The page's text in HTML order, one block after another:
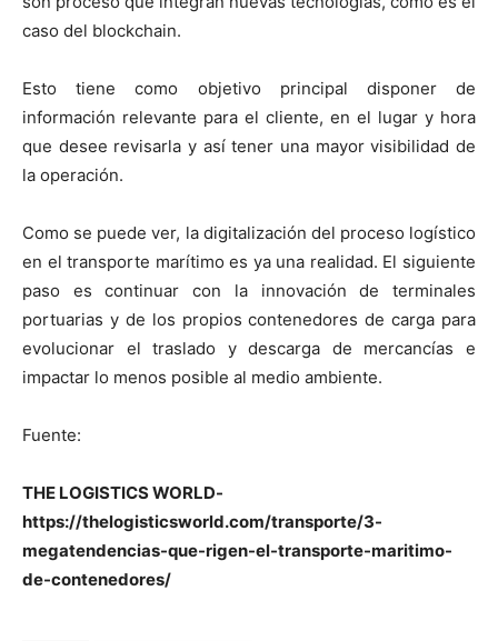
caso del blockchain.
Esto tiene como objetivo principal disponer de
información relevante para el cliente, en el lugar y hora
que desee revisarla y así tener una mayor visibilidad de
la operación.
Como se puede ver, la digitalización del proceso logístico
en el transporte marítimo es ya una realidad. El siguiente
paso es continuar con la innovación de terminales
portuarias y de los propios contenedores de carga para
evolucionar el traslado y descarga de mercancías e
impactar lo menos posible al medio ambiente.
Fuente:
THE LOGISTICS WORLD-
https://thelogisticsworld.com/transporte/3-
megatendencias-que-rigen-el-transporte-maritimo-
de-contenedores/